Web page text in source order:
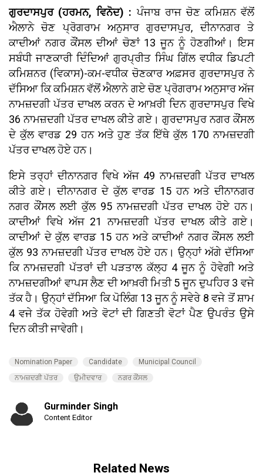
ਗੁਰਦਾਸਪੁਰ (ਹਰਮਨ, ਵਿਨੋਦ) : ਪੰਜਾਬ ਰਾਜ ਚੋਣ ਕਮਿਸ਼ਨ ਵੱਲੋਂ
ਐਲਾਨੇ ਚੋਣ ਪ੍ਰੋਗਰਾਮ ਅਨੁਸਾਰ ਗੁਰਦਾਸਪੁਰ, ਦੀਨਾਨਗਰ ਤੇ
ਕਾਦੀਆਂ ਨਗਰ ਕੌਂਸਲ ਦੀਆਂ ਚੋਣਾਂ 13 ਜੂਨ ਨੂੰ ਹੋਣਗੀਆਂ। ਇਸ
ਸਬੰਧੀ ਜਾਣਕਾਰੀ ਦਿੰਦਿਆਂ ਗੁਰਪ੍ਰੀਤ ਸਿੰਘ ਗਿੱਲ ਵਧੀਕ ਡਿਪਟੀ
ਕਮਿਸ਼ਨਰ (ਵਿਕਾਸ)-ਕਮ-ਵਧੀਕ ਚੋਣਕਾਰ ਅਫ਼ਸਰ ਗੁਰਦਾਸਪੁਰ ਨੇ
ਦੱਸਿਆ ਕਿ ਕਮਿਸ਼ਨ ਵੱਲੋਂ ਐਲਾਨੇ ਗਏ ਚੋਣ ਪ੍ਰੋਗਰਾਮ ਅਨੁਸਾਰ ਅੱਜ
ਨਾਮਜ਼ਦਗੀ ਪੱਤਰ ਦਾਖਲ ਕਰਨ ਦੇ ਆਖ਼ਰੀ ਦਿਨ ਗੁਰਦਾਸਪੁਰ ਵਿਖੇ
36 ਨਾਮਜ਼ਦਗੀ ਪੱਤਰ ਦਾਖਲ ਕੀਤੇ ਗਏ। ਗੁਰਦਾਸਪੁਰ ਨਗਰ ਕੌਂਸਲ
ਦੇ ਕੁੱਲ ਵਾਰਡ 29 ਹਨ ਅਤੇ ਹੁਣ ਤੱਕ ਇੱਥੇ ਕੁੱਲ 170 ਨਾਮਜ਼ਦਗੀ
ਪੱਤਰ ਦਾਖਲ ਹੋਏ ਹਨ।
ਇਸੇ ਤਰ੍ਹਾਂ ਦੀਨਾਨਗਰ ਵਿਖੇ ਅੱਜ 49 ਨਾਮਜ਼ਦਗੀ ਪੱਤਰ ਦਾਖਲ
ਕੀਤੇ ਗਏ। ਦੀਨਾਨਗਰ ਦੇ ਕੁੱਲ ਵਾਰਡ 15 ਹਨ ਅਤੇ ਦੀਨਾਨਗਰ
ਨਗਰ ਕੌਂਸਲ ਲਈ ਕੁੱਲ 95 ਨਾਮਜ਼ਦਗੀ ਪੱਤਰ ਦਾਖਲ ਹੋਏ ਹਨ।
ਕਾਦੀਆਂ ਵਿਖੇ ਅੱਜ 21 ਨਾਮਜ਼ਦਗੀ ਪੱਤਰ ਦਾਖਲ ਕੀਤੇ ਗਏ।
ਕਾਦੀਆਂ ਦੇ ਕੁੱਲ ਵਾਰਡ 15 ਹਨ ਅਤੇ ਕਾਦੀਆਂ ਨਗਰ ਕੌਂਸਲ ਲਈ
ਕੁੱਲ 93 ਨਾਮਜ਼ਦਗੀ ਪੱਤਰ ਦਾਖਲ ਹੋਏ ਹਨ। ਉਨ੍ਹਾਂ ਅੱਗੇ ਦੱਸਿਆ
ਕਿ ਨਾਮਜ਼ਦਗੀ ਪੱਤਰਾਂ ਦੀ ਪੜਤਾਲ ਕੱਲ੍ਹ 4 ਜੂਨ ਨੂੰ ਹੋਵੇਗੀ ਅਤੇ
ਨਾਮਜ਼ਦਗੀਆਂ ਵਾਪਸ ਲੈਣ ਦੀ ਆਖ਼ਰੀ ਮਿਤੀ 5 ਜੂਨ ਦੁਪਹਿਰ 3 ਵਜੇ
ਤੱਕ ਹੈ। ਉਨ੍ਹਾਂ ਦੱਸਿਆ ਕਿ ਪੋਲਿੰਗ 13 ਜੂਨ ਨੂੰ ਸਵੇਰੇ 8 ਵਜੇ ਤੋਂ ਸ਼ਾਮ
4 ਵਜੇ ਤੱਕ ਹੋਵੇਗੀ ਅਤੇ ਵੋਟਾਂ ਦੀ ਗਿਣਤੀ ਵੋਟਾਂ ਪੈਣ ਉਪਰੰਤ ਉਸੇ
ਦਿਨ ਕੀਤੀ ਜਾਵੇਗੀ।
Nomination Paper Candidate
Municipal Council
ਨਾਮਜ਼ਦਗੀ ਪੱਤਰ
ਉਮੀਦਵਾਰ ਨਗਰ ਕੌਂਸਲ
Gurminder Singh
Content Editor
Related News